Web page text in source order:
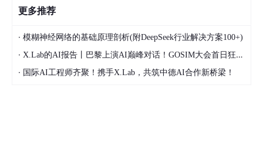
更多推荐
· 模糊神经网络的基础原理剖析(附DeepSeek行业解决方案100+)
· X.Lab的AI报告丨巴黎上演AI巅峰对话！GOSIM大会首日狂掀技术风暴！
· 国际AI工程师齐聚！携手X.Lab，共筑中德AI合作新桥梁！